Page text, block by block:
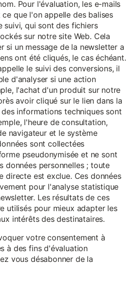
Pour l'évaluation, les e-mails
que l'on appelle des balises
suivi, qui sont des fichiers
sur notre site Web. Cela
si un message de la newsletter a
ont été cliqués, le cas échéant.
le suivi des conversions, il
d'analyser si une action
l'achat d'un produit sur notre
avoir cliqué sur le lien dans la
informations techniques sont
l'heure de consultation,
navigateur et le système
sont collectées
pseudonymisée et ne sont
données personnelles ; toute
directe est exclue. Ces données
pour l'analyse statistique
Les résultats de ces
utilisés pour mieux adapter les
intérêts des destinataires.
votre consentement à
à des fins d'évaluation
vous désabonner de la